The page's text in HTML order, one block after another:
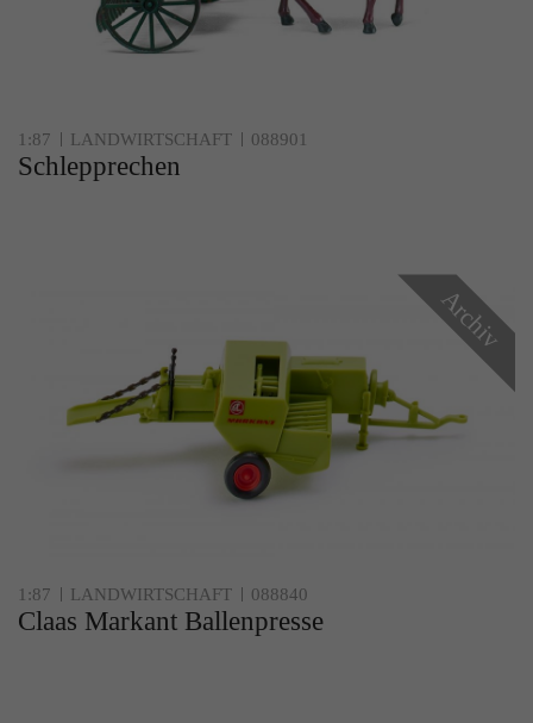
1:87 LANDWIRTSCHAFT 088901
Schlepprechen
Archiv
1:87 LANDWIRTSCHAFT 088840
Claas Markant Ballenpresse